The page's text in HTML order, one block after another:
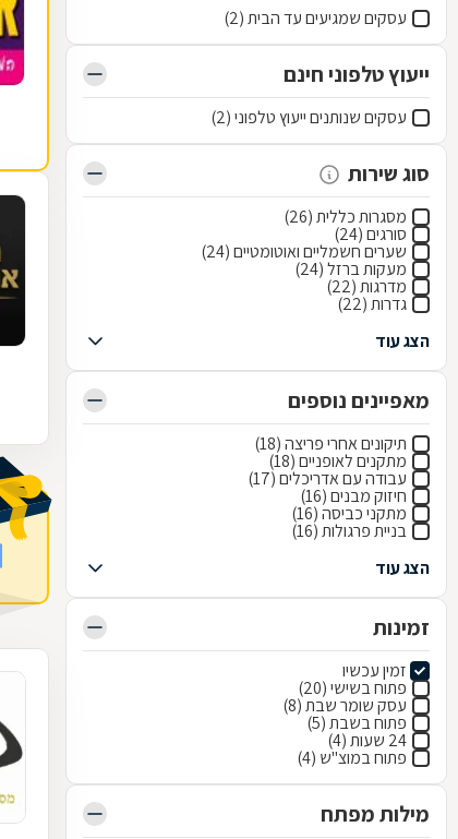
עסקים שמגיעים עד הבית (2)
ייעוץ טלפוני חינם
עסקים שנותנים ייעוץ טלפוני (2)
סוג שירות
מסגרות כללית (26)
סורגים (24)
שערים חשמליים ואוטומטיים (24)
מעקות ברזל (24)
מדרגות (22)
גדרות (22)
הצג עוד
מאפיינים נוספים
תיקונים אחרי פריצה (18)
מתקנים לאופניים (18)
עבודה עם אדריכלים (17)
חיזוק מבנים (16)
מתקני כביסה (16)
בניית פרגולות (16)
הצג עוד
זמינות
זמין עכשיו
פתוח בשישי (20)
עסק שומר שבת (8)
פתוח בשבת (5)
24 שעות (4)
פתוח במוצ"ש (4)
מילות מפתח